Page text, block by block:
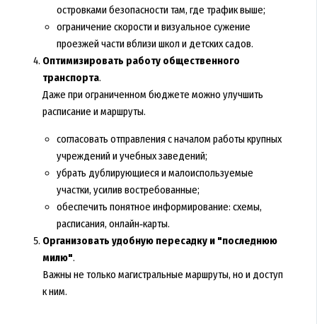
островками безопасности там, где трафик выше;
ограничение скорости и визуальное сужение
проезжей части вблизи школ и детских садов.
Оптимизировать работу общественного
транспорта.
Даже при ограниченном бюджете можно улучшить
расписание и маршруты.
согласовать отправления с началом работы крупных
учреждений и учебных заведений;
убрать дублирующиеся и малоиспользуемые
участки, усилив востребованные;
обеспечить понятное информирование: схемы,
расписания, онлайн‑карты.
Организовать удобную пересадку и "последнюю
милю".
Важны не только магистральные маршруты, но и доступ
к ним.